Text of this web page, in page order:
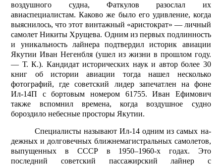
воздушного судна, Фаткулов разослал их
авиаспециалистам. Каково же было его удивление, когда
выяснилось, что этот винтажный «аристократ» — личный
самолет Никиты Хрущева. Одним из первых подлинность
и уникальность лайнера подтвердил историк авиации
Якутии Иван Негенб­ля (ушел из жизни в прошлом году.
— Т. К.). Кандидат исторических наук и автор более 30
книг об истории авиации тогда нашел несколько
фотографий, где советский лидер запечатлен на фоне
Ил-14П с бортовым номером 61755. Иван Ефимович
также вспомнил времена, когда воздушное судно
бороздило небесные просторы Якутии.
Специалисты называют Ил-14 одним из самых на­
дежных и долговечных ближнемагистральных самолетов,
выпущенных в СССР в 1950–1960-х годах. Это
последний советский пассажирский лайнер с